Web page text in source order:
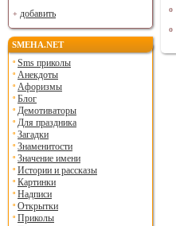
добавить
SMEHA.NET
Sms приколы
Анекдоты
Афоризмы
Блог
Демотиваторы
Для праздника
Загадки
Знаменитости
Значение имени
Истории и рассказы
Картинки
Надписи
Открытки
Приколы